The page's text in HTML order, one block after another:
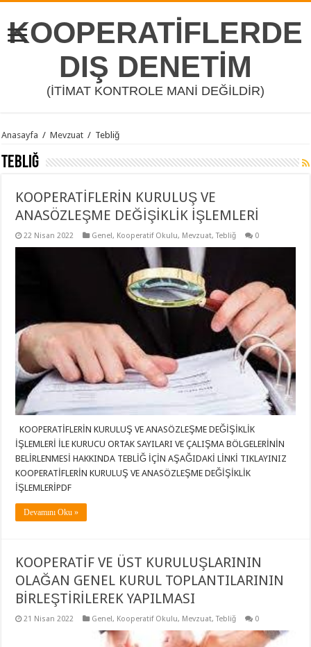
KOOPERATİFLERDE
DIŞ DENETİM
(İTİMAT KONTROLE MANİ DEĞİLDİR)
Anasayfa / Mevzuat / Tebliğ
Tebliğ
KOOPERATİFLERİN KURULUŞ VE
ANASÖZLEŞME DEĞİŞİKLİK İŞLEMLERİ
22 Nisan 2022 Genel, Kooperatif Okulu, Mevzuat,Tebliğ 0
KOOPERATİFLERİN KURULUŞ VE ANASÖZLEŞME DEĞİŞİKLİK
İŞLEMLERİ İLE KURUCU ORTAK SAYILARI VE ÇALIŞMA BÖLGELERİNİN
BELİRLENMESİ HAKKINDA TEBLİĞ İÇİN AŞAĞIDAKİ LİNKİ TIKLAYINIZ
KOOPERATİFLERİN KURULUŞ VE ANASÖZLEŞME DEĞİŞİKLİK
İŞLEMLERİPDF
Devamını Oku »
KOOPERATİF VE ÜST KURULUŞLARININ
OLAĞAN GENEL KURUL TOPLANTILARININ
BİRLEŞTİRİLEREK YAPILMASI
21 Nisan 2022 Genel, Kooperatif Okulu, Mevzuat,Tebliğ 0